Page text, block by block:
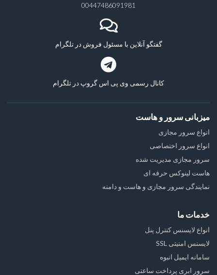
00447486091981
گفتگو آنلاین با مسئول فروش در تلگرام
کانال رسمی وی پی اس گروپ در تلگرام
میزبانی سرور و هاست
انواع سرور مجازی
انواع سرور اختصاصی
سرور مجازی مدیریت شده
هاست لینوکس حرفه ای
نمایندگی سرور مجازی و هاست و دامنه
خدمات ما
انواع لایسنس کنترل پنل
لایسنس امنیتی SSL
سامانه ایمیل انبوه
سرور ابری پرداخت ساعتی